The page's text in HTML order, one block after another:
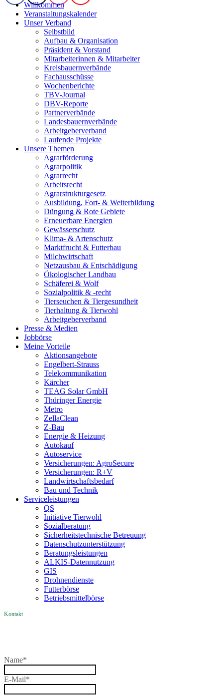
Willkommen
Veranstaltungskalender
Unser Verband
Selbstbild
Aufbau & Organisation
Präsident & Vorstand
Mitarbeiterinnen & Mitarbeiter
Kreisbauernverbände
Fachausschüsse
Wochenberichte
TBV-Journal
DBV-Reporte
Partnerverbände
Landesbauernverbände
Arbeitgeberverband
Laufende Projekte
Unsere Themen
Agrarförderung
Agrarpolitik
Agrarrecht
Arbeitsrecht
Agrarstrukturgesetz
Ausbildung, Fort- & Weiterbildung
Düngung & Rote Gebiete
Erneuerbare Energien
Gewässerschutz
Klima- & Artenschutz
Marktfrucht & Futterbau
Milchwirtschaft
Netzausbau & Entschädigung
Ökologischer Landbau
Schäferei & Wolf
Sozialpolitik & -recht
Tierseuchen & Tiergesundheit
Tierhaltung & Tierwohl
Arbeitgeberverband
Presse & Medien
Jobbörse
Meine Vorteile
Aktionsangebote
Engelbert-Strauss
Telekommunikation
Kärcher
TEAG Solar GmbH
Thüringer Energie
Metro
ZellaClean
Z-Bau
Energie & Heizung
Autokauf
Autoservice
Versicherungen: AgroSecure
Versicherungen: R+V
Landwirtschaftsbedarf
Bau und Technik
Service­­leistungen
QS
Initiative Tierwohl
Sozialberatung
Sicherheitstechnische Betreuung
Datenschutzunterstützung
Beratungsleistungen
ALKIS-Datennutzung
GIS
Drohnendienste
Futterbörse
Betriebsmittelbörse
Kontakt
Name*
E-Mail*